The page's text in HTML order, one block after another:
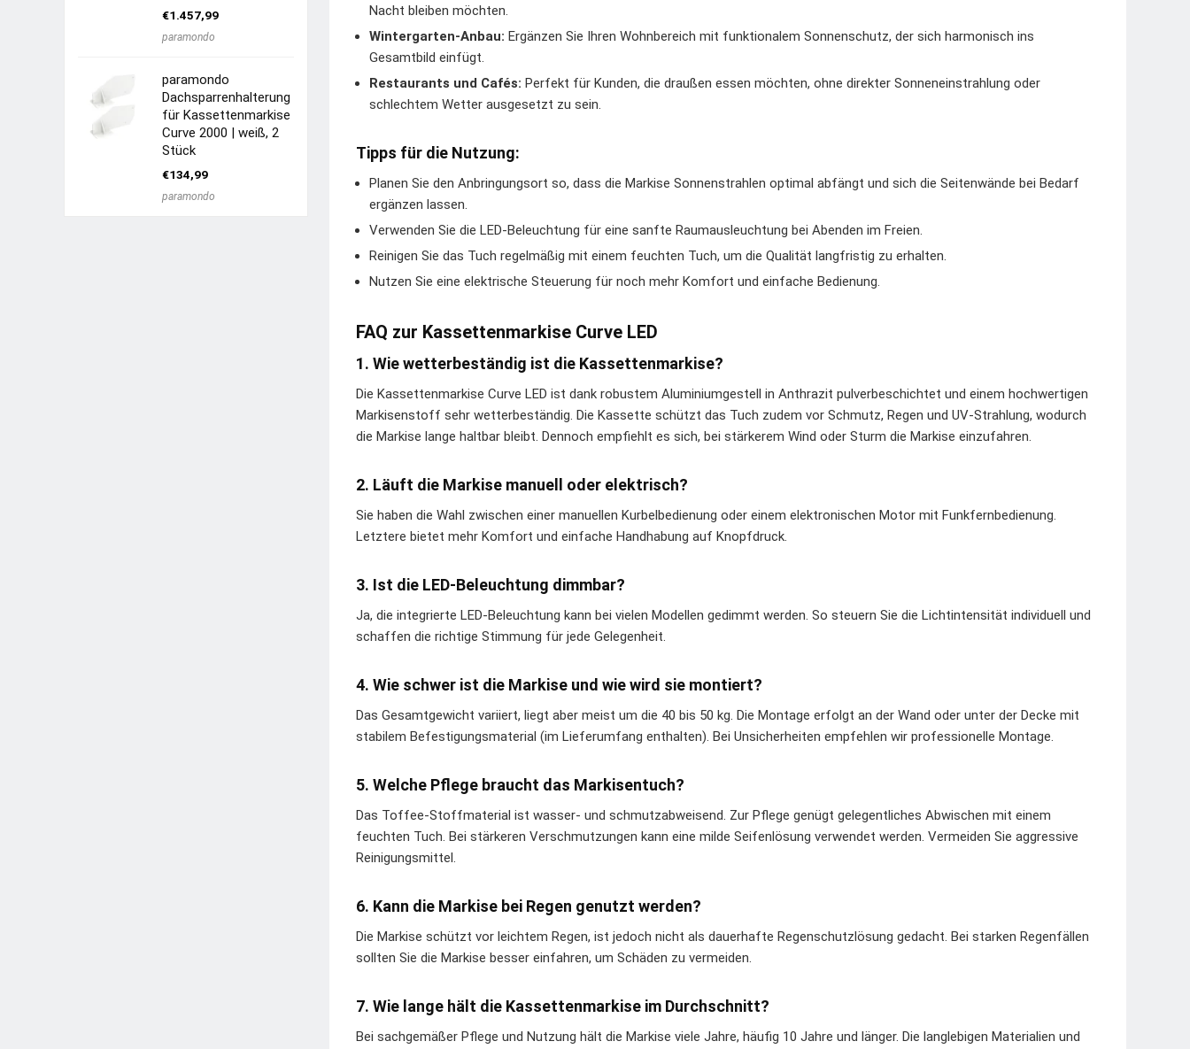
Nacht bleiben möchten.
Wintergarten-Anbau: Ergänzen Sie Ihren Wohnbereich mit funktionalem Sonnenschutz, der sich harmonisch ins
Gesamtbild einfügt.
Restaurants und Cafés: Perfekt für Kunden, die draußen essen möchten, ohne direkter Sonneneinstrahlung oder
schlechtem Wetter ausgesetzt zu sein.
Tipps für die Nutzung:
Planen Sie den Anbringungsort so, dass die Markise Sonnenstrahlen optimal abfängt und sich die Seitenwände bei Bedarf
ergänzen lassen.
Verwenden Sie die LED-Beleuchtung für eine sanfte Raumausleuchtung bei Abenden im Freien.
Reinigen Sie das Tuch regelmäßig mit einem feuchten Tuch, um die Qualität langfristig zu erhalten.
Nutzen Sie eine elektrische Steuerung für noch mehr Komfort und einfache Bedienung.
FAQ zur Kassettenmarkise Curve LED
1. Wie wetterbeständig ist die Kassettenmarkise?
Die Kassettenmarkise Curve LED ist dank robustem Aluminiumgestell in Anthrazit pulverbeschichtet und einem hochwertigen
Markisenstoff sehr wetterbeständig. Die Kassette schützt das Tuch zudem vor Schmutz, Regen und UV-Strahlung, wodurch
die Markise lange haltbar bleibt. Dennoch empfiehlt es sich, bei stärkerem Wind oder Sturm die Markise einzufahren.
2. Läuft die Markise manuell oder elektrisch?
Sie haben die Wahl zwischen einer manuellen Kurbelbedienung oder einem elektronischen Motor mit Funkfernbedienung.
Letztere bietet mehr Komfort und einfache Handhabung auf Knopfdruck.
3. Ist die LED-Beleuchtung dimmbar?
Ja, die integrierte LED-Beleuchtung kann bei vielen Modellen gedimmt werden. So steuern Sie die Lichtintensität individuell und
schaffen die richtige Stimmung für jede Gelegenheit.
4. Wie schwer ist die Markise und wie wird sie montiert?
Das Gesamtgewicht variiert, liegt aber meist um die 40 bis 50 kg. Die Montage erfolgt an der Wand oder unter der Decke mit
stabilem Befestigungsmaterial (im Lieferumfang enthalten). Bei Unsicherheiten empfehlen wir professionelle Montage.
5. Welche Pflege braucht das Markisentuch?
Das Toffee-Stoffmaterial ist wasser- und schmutzabweisend. Zur Pflege genügt gelegentliches Abwischen mit einem
feuchten Tuch. Bei stärkeren Verschmutzungen kann eine milde Seifenlösung verwendet werden. Vermeiden Sie aggressive
Reinigungsmittel.
6. Kann die Markise bei Regen genutzt werden?
Die Markise schützt vor leichtem Regen, ist jedoch nicht als dauerhafte Regenschutzlösung gedacht. Bei starken Regenfällen
sollten Sie die Markise besser einfahren, um Schäden zu vermeiden.
7. Wie lange hält die Kassettenmarkise im Durchschnitt?
Bei sachgemäßer Pflege und Nutzung hält die Markise viele Jahre, häufig 10 Jahre und länger. Die langlebigen Materialien und
€1.457,99
paramondo
paramondo
Dachsparrenhalterung
für Kassettenmarkise
Curve 2000 | weiß, 2
Stück
€134,99
paramondo